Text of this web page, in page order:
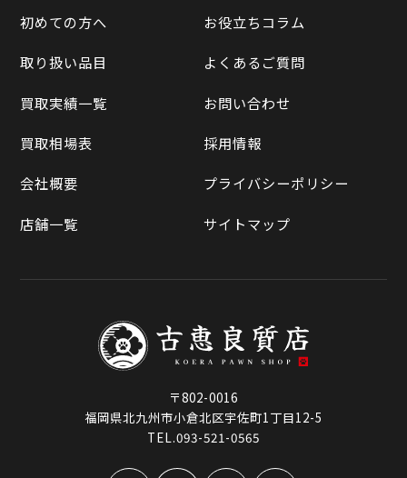
LINE査定
買取実績一覧
買取相場表
Yahoo!オークション
メルカリ
ラクマ
初めての方へ
取り扱い品目
買取実績一覧
買取相場表
会社概要
店舗一覧
お役立ちコラム
よくあるご質問
お問い合わせ
採用情報
プライバシーポリシー
サイトマップ
〒802-0016
福岡県北九州市小倉北区宇佐町1丁目12-5
TEL.093-521-0565